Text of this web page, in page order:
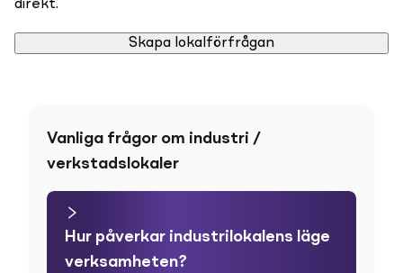
direkt.
Skapa lokalförfrågan
Vanliga frågor om industri /
verkstadslokaler
Hur påverkar industrilokalens läge
verksamheten?